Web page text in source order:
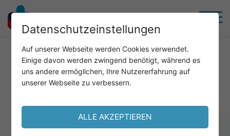
Home News
SCHWERMETALLE
Datenschutzeinstellungen
Auf unserer Webseite werden Cookies verwendet.
Einige davon werden zwingend benötigt, während es
uns andere ermöglichen, Ihre Nutzererfahrung auf
unserer Webseite zu verbessern.
ALLE AKZEPTIEREN